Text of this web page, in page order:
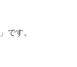
」です。